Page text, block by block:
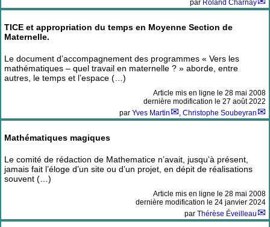
par Roland Charnay
TICE et appropriation du temps en Moyenne Section de
Maternelle.
Le document d’accompagnement des programmes « Vers les
mathématiques – quel travail en maternelle ? » aborde, entre
autres, le temps et l’espace (…)
Article mis en ligne le 28 mai 2008
dernière modification le 27 août 2022
par Yves Martin , Christophe Soubeyran
Mathématiques magiques
Le comité de rédaction de Mathematice n’avait, jusqu’à présent,
jamais fait l’éloge d’un site ou d’un projet, en dépit de réalisations
souvent (…)
Article mis en ligne le 28 mai 2008
dernière modification le 24 janvier 2024
par Thérèse Éveilleau